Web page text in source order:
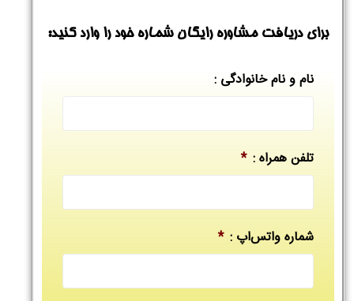
برای دریافت مشاوره رایگان شماره خود را وارد کنید:
نام و نام خانوادگی :
تلفن همراه : *
شماره واتس‌اپ : *